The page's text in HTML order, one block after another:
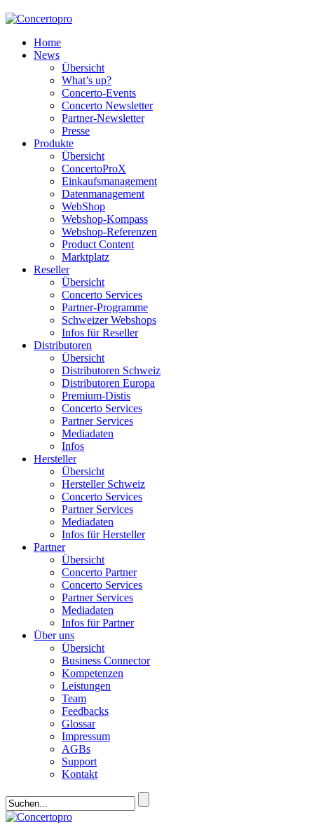
Home
News
Übersicht
What’s up?
Concerto-Events
Concerto Newsletter
Partner-Newsletter
Presse
Produkte
Übersicht
ConcertoProX
Einkaufsmanagement
Datenmanagement
WebShop
Webshop-Kompass
Webshop-Referenzen
Product Content
Marktplatz
Reseller
Übersicht
Concerto Services
Partner-Programme
Schweizer Webshops
Infos für Reseller
Distributoren
Übersicht
Distributoren Schweiz
Distributoren Europa
Premium-Distis
Concerto Services
Partner Services
Mediadaten
Infos
Hersteller
Übersicht
Hersteller Schweiz
Concerto Services
Partner Services
Mediadaten
Infos für Hersteller
Partner
Übersicht
Concerto Partner
Concerto Services
Partner Services
Mediadaten
Infos für Partner
Über uns
Übersicht
Business Connector
Kompetenzen
Leistungen
Team
Feedbacks
Glossar
Impressum
AGBs
Support
Kontakt